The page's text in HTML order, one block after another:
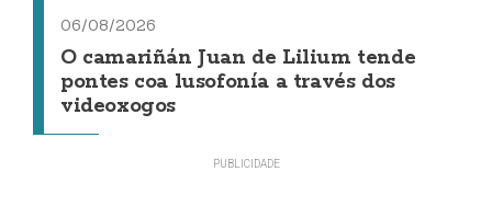
06/08/2026
O camariñán Juan de Lilium tende
pontes coa lusofonía a través dos
videoxogos